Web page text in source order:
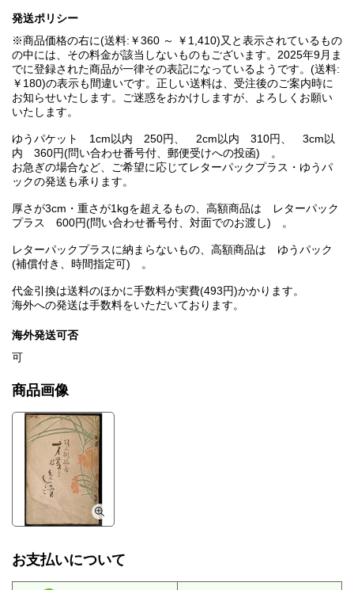
発送ポリシー
※商品価格の右に(送料:￥360 ～ ￥1,410)又と表示されているもの
の中には、その料金が該当しないものもございます。2025年9月ま
でに登録された商品が一律その表記になっているようです。(送料:
￥180)の表示も間違いです。正しい送料は、受注後のご案内時に
お知らせいたします。ご迷惑をおかけしますが、よろしくお願い
いたします。
ゆうパケット 1cm以内 250円、 2cm以内 310円、 3cm以
内 360円(問い合わせ番号付、郵便受けへの投函) 。
お急ぎの場合など、ご希望に応じてレターパックプラス・ゆうパ
ックの発送も承ります。
厚さが3cm・重さが1kgを超えるもの、高額商品は レターパック
プラス 600円(問い合わせ番号付、対面でのお渡し) 。
レターパックプラスに納まらないもの、高額商品は ゆうパック
(補償付き、時間指定可) 。
代金引換は送料のほかに手数料が実費(493円)かかります。
海外への発送は手数料をいただいております。
海外発送可否
可
商品画像
お支払いについて